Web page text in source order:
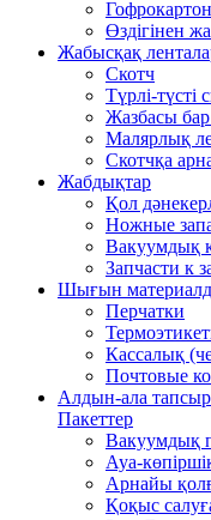
Гофрокартон
Өздігінен
Жабысқақ
Скотч
Түрлі-түсті
Жазбасы бар
Малярлық
Скотчқа
Жабдықтар
Қол
Ножные
Вакуумдық
Запчасти к
Шығын
Перчатки
Кассалық
Почтовые
Алдын-ала
Пакеттер
Вакуумдық
Ауа-
Арнайы
Қоқыс